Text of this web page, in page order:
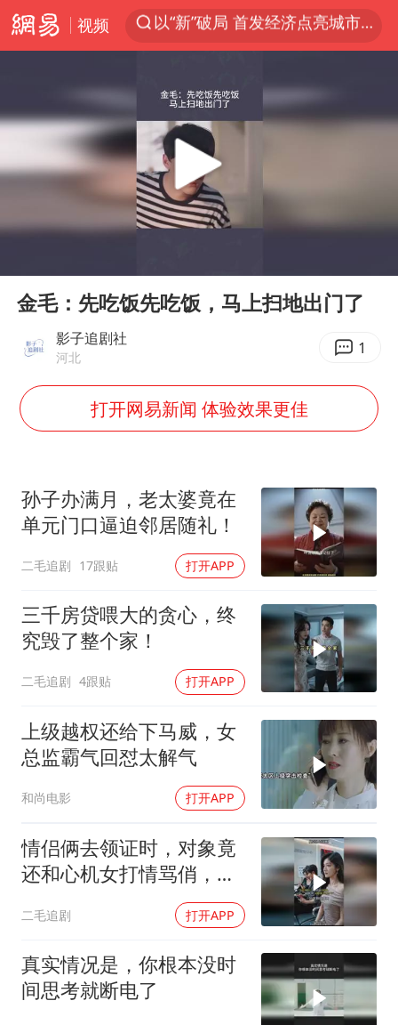
视频
昆明石林火把节
宇树科技发行价格150.80元/股
江钨装备：无注入矿山资产安排
郑国霖回应去景区上班被保安拦下
感觉全东北都在等7号
女子利用漏洞0元薅走3000多件家电
金饰克价大幅跳涨
多地要求领导干部带头休假
对话重庆地铁吐血女孩
奋进开新局 实干挑大梁
Play
金毛：先吃饭先吃饭，马上扫地出门了
影子追剧社
河北 1
打开网易新闻 体验效果更佳
孙子办满月，老太婆竟在
单元门口逼迫邻居随礼！
二毛追剧 17跟贴 打开APP
三千房贷喂大的贪心，终
究毁了整个家！
二毛追剧 4跟贴 打开APP
上级越权还给下马威，女
总监霸气回怼太解气
和尚电影 打开APP
情侣俩去领证时，对象竟
还和心机女打情骂俏，女
二毛追剧 打开APP
真实情况是，你根本没时
间思考就断电了